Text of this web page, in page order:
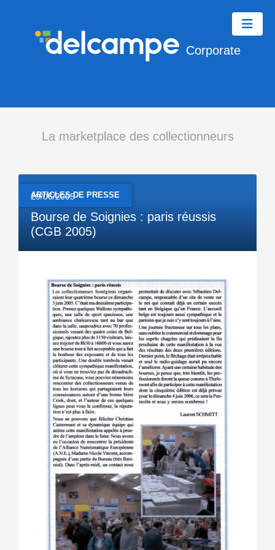
Corporate
La marketplace des collectionneurs
ARTICLES DE PRESSE
29/06/2005
Bourse de Soignies : paris réussis
(CGB 2005)